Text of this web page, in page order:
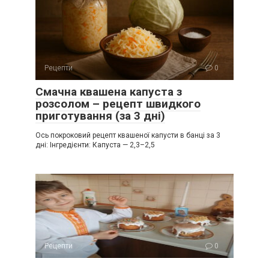
Рецепти 0
Смачна квашена капуста з
розсолом – рецепт швидкого
приготування (за 3 дні)
Ось покроковий рецепт квашеної капусти в банці за 3
дні: Інгредієнти: Капуста — 2,3–2,5
Рецепти 0